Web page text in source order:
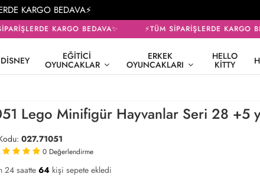
KARGO BEDAVA⚡
KARGO BEDAVA✨ ⚡TÜM SİPARİŞLERDE KARGO
DISNEY EĞITICI
OYUNCAKLAR
ERKEK
OYUNCAKLARI
HELLO
KITTY
Lego Minifigür Hayvanlar Seri 28 +5
027.71051
0 Değerlendirme
32
24 saatte 64kişi sepete ekledi
21